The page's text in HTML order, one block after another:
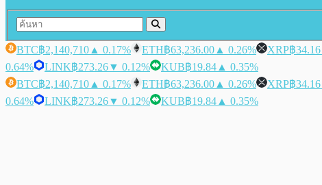
BTC฿2,140,710 ▲ 0.17% ETH฿63,236.00 ▲ 0.26% XRP฿34.16
0.64%
LINK฿273.26▼ 0.12% KUB฿19.84 ▲ 0.35%
BTC฿2,140,710 ▲ 0.17% ETH฿63,236.00 ▲ 0.26% XRP฿34.16
0.64%
LINK฿273.26▼ 0.12% KUB฿19.84 ▲ 0.35%